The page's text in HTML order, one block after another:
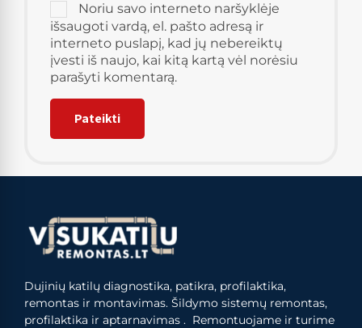
Noriu savo interneto naršyklėje
išsaugoti vardą, el. pašto adresą ir
interneto puslapį, kad jų nebereiktų
įvesti iš naujo, kai kitą kartą vėl norėsiu
parašyti komentarą.
Dujinių katilų diagnostika, patikra, profilaktika,
remontas ir montavimas. Šildymo sistemų remontas,
profilaktika ir aptarnavimas . Remontuojame ir turime